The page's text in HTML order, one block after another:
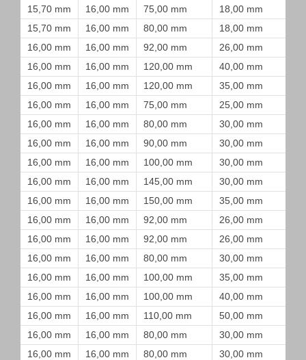
15,70 mm 16,00 mm 75,00 mm
18,00 mm
15,70 mm
16,00 mm 80,00 mm
18,00 mm
16,00 mm
16,00 mm 92,00 mm
26,00 mm
16,00 mm
16,00 mm 120,00 mm
40,00 mm
16,00 mm
16,00 mm 120,00 mm
35,00 mm
16,00 mm
16,00 mm 75,00 mm
25,00 mm
16,00 mm
16,00 mm 80,00 mm
30,00 mm
16,00 mm
16,00 mm 90,00 mm
30,00 mm
16,00 mm
16,00 mm 100,00 mm
30,00 mm
16,00 mm
16,00 mm 145,00 mm
30,00 mm
16,00 mm
16,00 mm 150,00 mm
35,00 mm
16,00 mm
16,00 mm 92,00 mm
26,00 mm
16,00 mm
16,00 mm 92,00 mm
26,00 mm
16,00 mm
16,00 mm 80,00 mm
30,00 mm
16,00 mm
16,00 mm 100,00 mm
35,00 mm
16,00 mm
16,00 mm 100,00 mm
40,00 mm
16,00 mm
16,00 mm 110,00 mm
50,00 mm
16,00 mm
16,00 mm 80,00 mm
30,00 mm
16,00 mm
16,00 mm 80,00 mm
30,00 mm